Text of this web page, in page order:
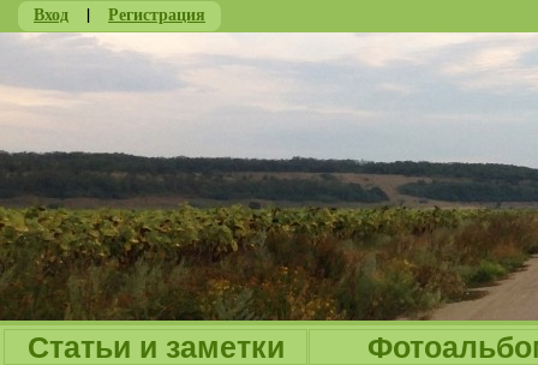
Вход | Регистрация
Статьи и заметки